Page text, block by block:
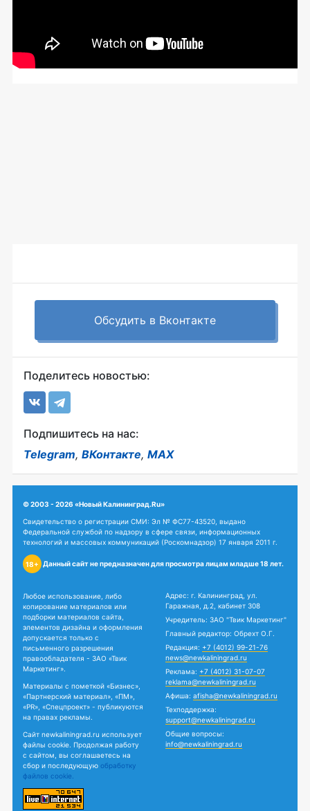
Обсудить в Вконтакте
Поделитесь новостью:
Подпишитесь на нас:
Telegram, ВКонтакте, MAX
© 2003 - 2026 «Новый Калининград.Ru»
Свидетельство о регистрации СМИ: Эл № ФС77-43520, выдано
Федеральной службой по надзору в сфере связи, информационных
технологий и массовых коммуникаций (Роскомнадзор) 17 января 2011 г.
18+ Данный сайт не предназначен для просмотра лицам младше 18 лет.
Любое использование, либо
копирование материалов или
подборки материалов сайта,
элементов дизайна и оформления
допускается только с
письменного разрешения
правообладателя - ЗАО «Твик
Маркетинг».
Материалы с пометкой «Бизнес»,
«Партнерский материал», «ПМ»,
«PR», «Спецпроект» - публикуются
на правах рекламы.
Сайт newkaliningrad.ru использует
файлы cookie. Продолжая работу
с сайтом, вы соглашаетесь на
сбор и последующую обработку
файлов cookie.
Адрес: г. Калининград, ул.
Гаражная, д.2, кабинет 308
Учредитель: ЗАО "Твик Маркетинг"
Главный редактор: Обрехт О.Г.
Редакция: +7 (4012) 99-21-76
news@newkaliningrad.ru
Реклама: +7 (4012) 31-07-07
reklama@newkaliningrad.ru
Афиша: afisha@newkaliningrad.ru
Техподдержка:
support@newkaliningrad.ru
Общие вопросы:
info@newkaliningrad.ru